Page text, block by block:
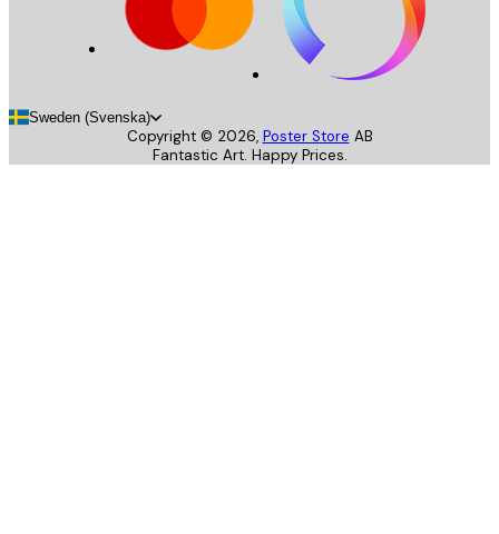
Sweden (Svenska)
Copyright © 2026, Poster Store AB
Fantastic Art. Happy Prices.